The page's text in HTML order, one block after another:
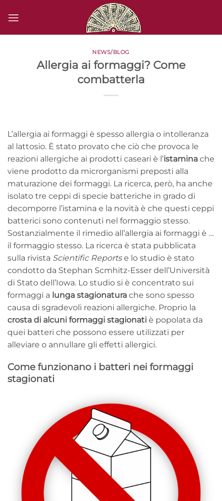
NEWS/BLOG
Allergia ai formaggi? Come
combatterla
L’allergia ai formaggi è spesso allergia o intolleranza
al lattosio. È stato provato che ciò che provoca le
reazioni allergiche ai prodotti caseari è l’istamina che
viene prodotto da microrganismi preposti alla
maturazione dei formaggi. La ricerca, però, ha anche
isolato tre ceppi di specie batteriche in grado di
decomporre l’istamina e la novità è che questi ceppi
batterici sono contenuti nel formaggio stesso.
Sostanzialmente il rimedio all’allergia ai formaggi è …
il formaggio stesso. La ricerca è stata pubblicata
sulla rivista Scientific Reportse lo studio è stato
condotto da Stephan Scmhitz-Esser dell’Università
di Stato dell’Iowa. Lo studio si è concentrato sui
formaggi a lunga stagionatura che sono spesso
causa di sgradevoli reazioni allergiche. Proprio la
crosta di alcuni formaggi stagionati è popolata da
quei batteri che possono essere utilizzati per
alleviare o annullare gli effetti allergici.
Come funzionano i batteri nei formaggi
stagionati